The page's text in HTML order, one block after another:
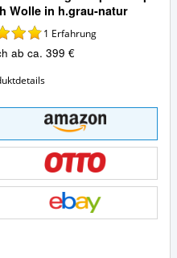
Wolle in h.grau-natur
1 Erfahrung
ab ca. 399 €